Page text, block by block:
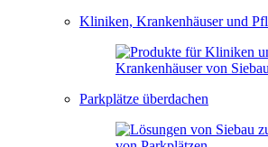
Kliniken, Krankenhäuser und
Parkplätze überdachen